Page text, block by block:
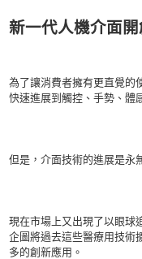
新一代人機介面開
為了讓消費者擁有更直覺的
快速進展到觸控、手勢、體
但是，介面技術的進展是永
現在市場上又出現了以眼球
企圖將過去這些醫療用技術
多的創新應用。